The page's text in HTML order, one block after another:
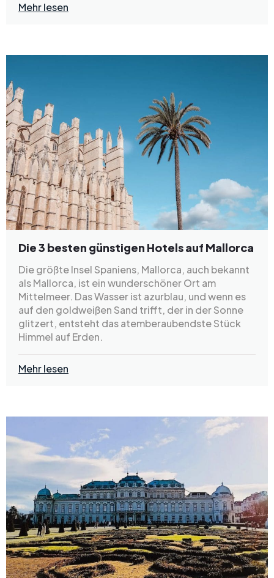
Mehr lesen
Die 3 besten günstigen Hotels auf Mallorca
Die größte Insel Spaniens, Mallorca, auch bekannt
als Mallorca, ist ein wunderschöner Ort am
Mittelmeer. Das Wasser ist azurblau, und wenn es
auf den goldweißen Sand trifft, der in der Sonne
glitzert, entsteht das atemberaubendste Stück
Himmel auf Erden.
Mehr lesen